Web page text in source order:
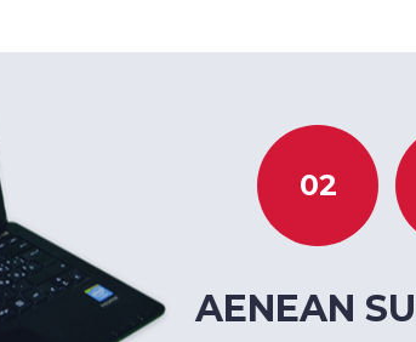
02
AENEAN